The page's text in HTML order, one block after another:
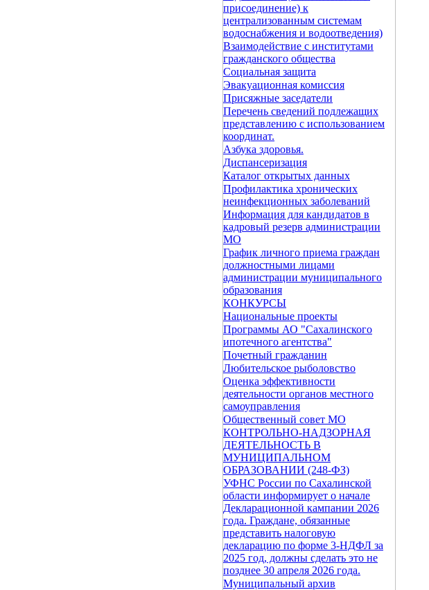
присоединение) к
централизованным системам
водоснабжения и водоотведения)
Взаимодействие с институтами
гражданского общества
Социальная защита
Эвакуационная комиссия
Присяжные заседатели
Перечень сведений подлежащих
представлению с использованием
координат.
Азбука здоровья.
Диспансеризация
Каталог открытых данных
Профилактика хронических
неинфекционных заболеваний
Информация для кандидатов в
кадровый резерв администрации
МО
График личного приема граждан
должностными лицами
администрации муниципального
образования
КОНКУРСЫ
Национальные проекты
Программы АО "Сахалинского
ипотечного агентства"
Почетный гражданин
Любительское рыболовство
Оценка эффективности
деятельности органов местного
самоуправления
Общественный совет МО
КОНТРОЛЬНО-НАДЗОРНАЯ
ДЕЯТЕЛЬНОСТЬ В
МУНИЦИПАЛЬНОМ
ОБРАЗОВАНИИ (248-ФЗ)
УФНС России по Сахалинской
области информирует о начале
Декларационной кампании 2026
года. Граждане, обязанные
представить налоговую
декларацию по форме 3-НДФЛ за
2025 год, должны сделать это не
позднее 30 апреля 2026 года.
Муниципальный архив